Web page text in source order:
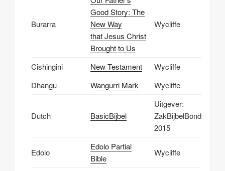
Burarra
Good Story: The
New Way
that Jesus Christ
Brought to Us
Wycliffe
Cishingini New Testament
Wycliffe
Dhangu
Wangurri Mark Wycliffe
Dutch BasicBijbel
Uitgever:
ZakBijbelBond
2015
Edolo
Edolo Partial
Bible
Wycliffe